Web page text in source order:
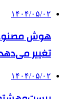
۱۴۰۴/۰۵/۰۲
هوش
تغییر
۱۴۰۴/۰۵/۰۲